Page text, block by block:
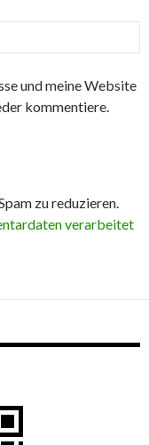
und meine Website
kommentiere.
zu reduzieren.
verarbeitet